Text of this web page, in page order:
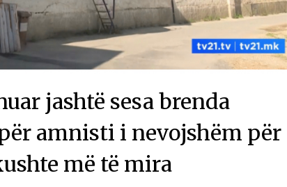
jashtë sesa brenda
amnisti i nevojshëm për
më të mira